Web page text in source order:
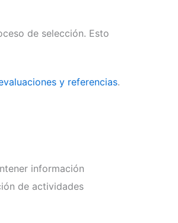
de selección. Esto
y referencias.
información
de actividades